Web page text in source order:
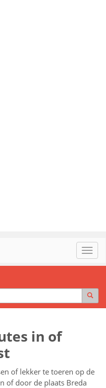
in of
of lekker te toeren op de
of door de plaats Breda